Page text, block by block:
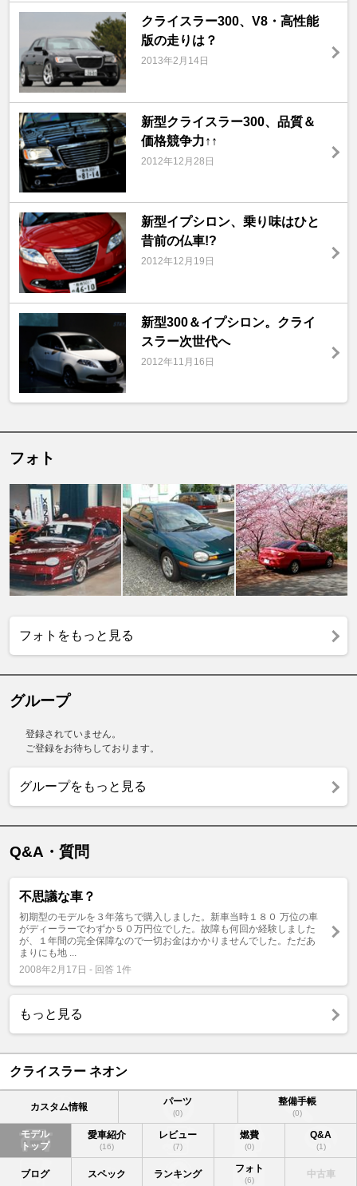
クライスラー300、V8・高性能
版の走りは？
2013年2月14日
新型クライスラー300、品質＆
価格競争力↑↑
2012年12月28日
新型イプシロン、乗り味はひと
昔前の仏車!?
2012年12月19日
新型300＆イプシロン。クライ
スラー次世代へ
2012年11月16日
フォト
フォトをもっと見る
グループ
登録されていません。
ご登録をお待ちしております。
グループをもっと見る
Q&A・質問
不思議な車？
初期型のモデルを３年落ちで購入しました。新車当時１８０ 万位の車
がディーラーでわずか５０万円位でした。故障も何回か経験しました
が、１年間の完全保障なので一切お金はかかりませんでした。ただあ
まりにも地 ...
2008年2月17日 - 回答 1件
もっと見る
クライスラー ネオン
カスタム情報 パーツ
(0)
整備手帳
(0)
モデル
トップ
愛車紹介
(16)
レビュー
(7)
燃費
(0)
Q&A
(1)
ブログ スペック ランキング フォト
(6)
中古車